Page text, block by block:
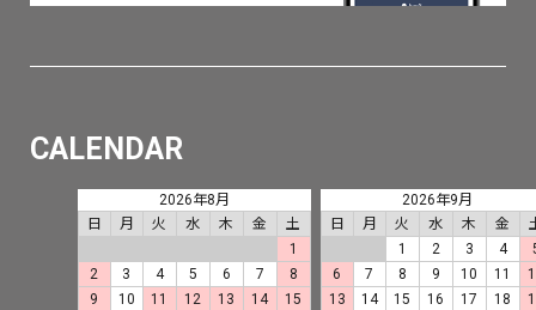
CALENDAR
2026年8月
日
月 火 水 木 金
土
1
2
3 4 5 6 7
8
9
10 11 12 13 14
15
2026年9月
日
月 火 水 木 金
1
2 3 4
6
7 8 9 10 11
13
14 15 16 17 18